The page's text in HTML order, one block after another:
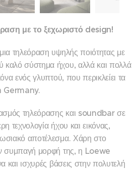
με το ξεχωριστό design!
τηλεόραση υψηλής ποιότητας με
σύστημα ήχου, αλλά και πολλά
ενός γλυπτού, που περικλείει τα
Germany.
τηλεόρασης και soundbar σε
τεχνολογία ήχου και εικόνας,
αποτέλεσμα. Χάρη στο
συμπαγή μορφή της, η Loewe
και ισχυρές βάσεις στην πολυτελή